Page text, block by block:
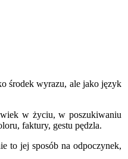
środek wyrazu, ale jako język
w życiu, w poszukiwaniu
faktury, gestu pędzla.
to jej sposób na odpoczynek,